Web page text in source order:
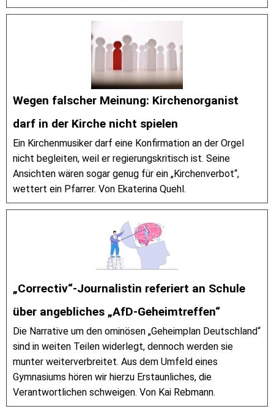
Wegen falscher Meinung: Kirchenorganist
darf in der Kirche nicht spielen
Ein Kirchenmusiker darf eine Konfirmation an der Orgel
nicht begleiten, weil er regierungskritisch ist. Seine
Ansichten wären sogar genug für ein „Kirchenverbot“,
wettert ein Pfarrer. Von Ekaterina Quehl.
„Correctiv“-Journalistin referiert an Schule
über angebliches „AfD-Geheimtreffen“
Die Narrative um den ominösen „Geheimplan Deutschland“
sind in weiten Teilen widerlegt, dennoch werden sie
munter weiterverbreitet. Aus dem Umfeld eines
Gymnasiums hören wir hierzu Erstaunliches, die
Verantwortlichen schweigen. Von Kai Rebmann.